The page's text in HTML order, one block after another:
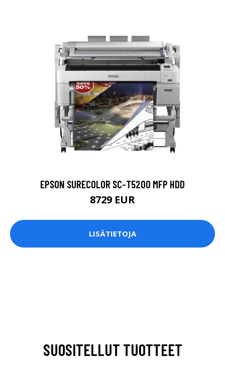
EPSON SURECOLOR SC-T5200 MFP HDD
8729 EUR
LISÄTIETOJA
SUOSITELLUT TUOTTEET